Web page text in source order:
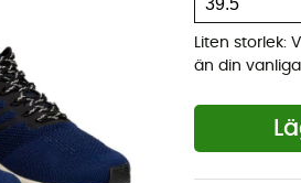
Liten storlek:
än din